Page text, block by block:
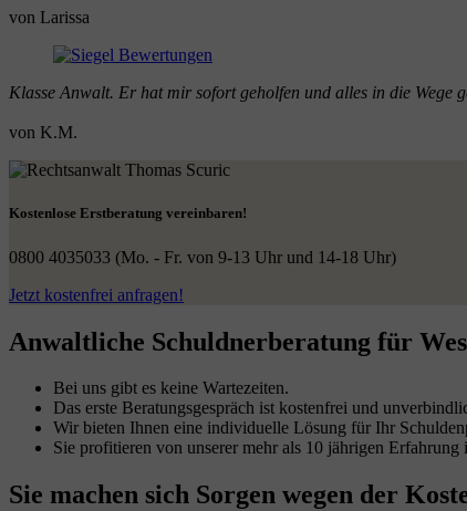
von Larissa
Klasse Anwalt. Er hat mir sofort geholfen und alles in die
von K.M.
Kostenlose Erstberatung vereinbaren!
0800 4035033 (Mo. - Fr. von 9-13 Uhr und 14-18 Uhr)
Jetzt kostenfrei anfragen!
Anwaltliche Schuldnerberatung für
Bei uns gibt es keine Wartezeiten.
Das erste Beratungsgespräch ist kostenfrei und
Wir bieten Ihnen eine individuelle Lösung für Ihr
Sie profitieren von unserer mehr als 10 jährigen
Sie machen sich Sorgen wegen der